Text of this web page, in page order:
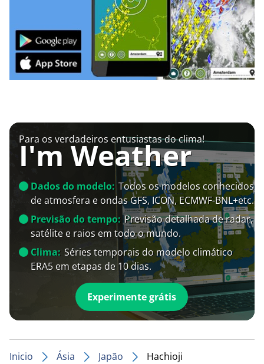
Para os verdadeiros entusiastas do clima!
I'm Weather
Dados do modelo: Todos os modelos conhecidos
de atmosfera e ondas GFS, ICON, ECMWF-BNL+etc.
Previsão do tempo: Previsão detalhada de radar,
satélite e raios em todo o mundo.
Clima: Séries temporais do modelo climático
ERA5 em etapas de 10 dias.
Experimente grátis
Inicio Ásia Japão Hachioji